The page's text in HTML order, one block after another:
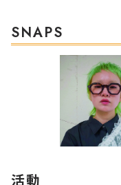
SNAPS